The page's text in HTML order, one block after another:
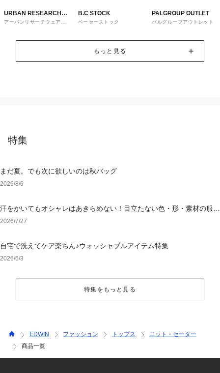
URBAN RESEARCH
ware house
アーバンリサーチウェアハ
B.C STOCK
ベーセーストック
PALGROUP OUTLET
パルグループアウトレット
もっと見る
特集
まだ夏。でも次に欲しいのは秋バッグ
2026/8/6
汗をかいてもオシャレはあきらめない！目立たない色・形・素材の服を
アウトレットで
2026/7/27
自宅で洗えてケア楽ちん♪ウォッシャブルアイテム特集
2026/6/3
特集をもっと見る
EDWIN ファッション トップス
ニット・セーター
商品一覧